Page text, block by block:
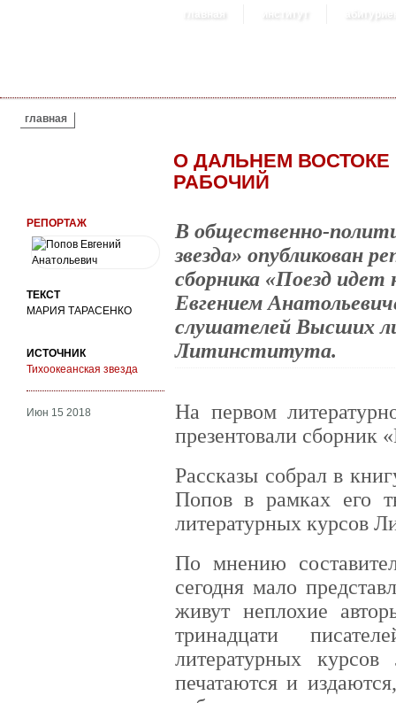
главная институт
ВЫ ЗДЕСЬ
главная
О ДАЛЬНЕМ
РАБОЧИЙ
РЕПОРТАЖ
ТЕКСТ
МАРИЯ ТАРАСЕНКО
ИСТОЧНИК
Тихоокеанская звезда
Июн 15 2018
В общественно-
звезда» опубликован
сборника «Поезд идет
Евгением
слушателей Высших
Литинститута.
На первом
презентовали сборник
Рассказы собрал в
Попов в рамках его
литературных курсов
По мнению
сегодня мало
живут неплохие
тринадцати
литературных
печатаются и